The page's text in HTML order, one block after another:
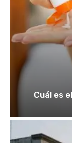
Cuál es